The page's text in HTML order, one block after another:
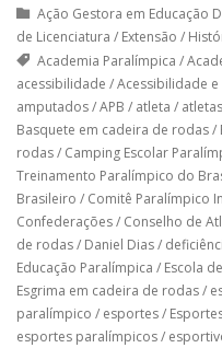
Ação Gestora em Educação
de Licenciatura / Extensão /
Academia Paralímpica /
acessibilidade /Acessibilidade e
amputados/APB / atleta / atletas
Basquete em cadeira de rodas/
rodas/ Camping Escolar
Treinamento Paralímpico do
Brasileiro / Comitê Paralímpico
Confederações/ Conselho de
de rodas/ Daniel Dias/
Educação Paralímpica / Escola
Esgrima em cadeira de rodas/
paralímpico / esportes/
esportes paralímpicos/